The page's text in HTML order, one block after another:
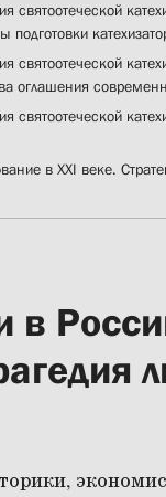
святоотеческой
подготовки
святоотеческой
оглашения
святоотеческой
в ХХI веке.
в